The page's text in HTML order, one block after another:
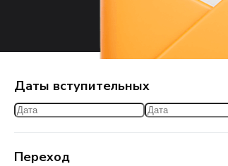
Даты вступительных
Переход